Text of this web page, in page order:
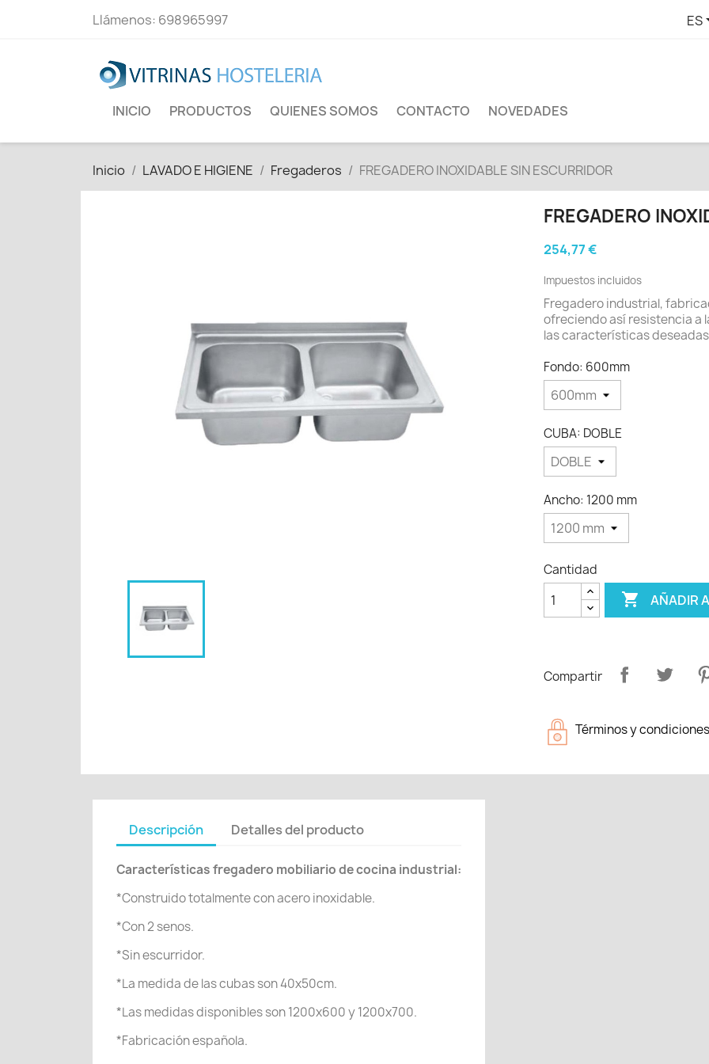
Llámenos: 698965997 ES
INICIO PRODUCTOS QUIENES SOMOS CONTACTO NOVEDADES
Inicio LAVADO E HIGIENE Fregaderos FREGADERO INOXIDABLE SIN ESCURRIDOR
FREGADERO
254,77 €
Impuestos incluidos
Fregadero industrial,
ofreciendo así resistencia a
las características
Fondo: 600mm
CUBA: DOBLE
Ancho: 1200 mm
Cantidad
 AÑADIR
Compartir
Términos y condiciones
Descripción Detalles del producto
Características fregadero mobiliario de cocina industrial:
*Construido totalmente con acero inoxidable.
*Con 2 senos.
*Sin escurridor.
*La medida de las cubas son 40x50cm.
*Las medidas disponibles son 1200x600 y 1200x700.
*Fabricación española.